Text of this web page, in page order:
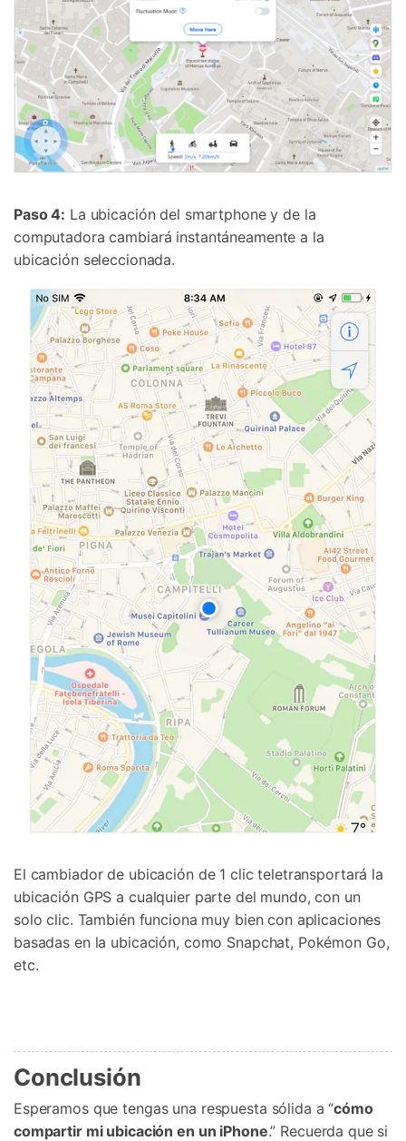
Paso 4: La ubicación del smartphone y de la
computadora cambiará instantáneamente a la
ubicación seleccionada.
El cambiador de ubicación de 1 clic teletransportará la
ubicación GPS a cualquier parte del mundo, con un
solo clic. También funciona muy bien con aplicaciones
basadas en la ubicación, como Snapchat, Pokémon Go,
etc.
Conclusión
Esperamos que tengas una respuesta sólida a “cómo
compartir mi ubicación en un iPhone.” Recuerda que si